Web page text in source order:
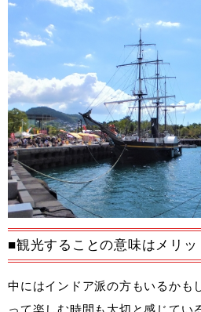
■観光することの意味はメリッ
中にはインドア派の方もいるかも
って楽しむ時間も大切と感じてい